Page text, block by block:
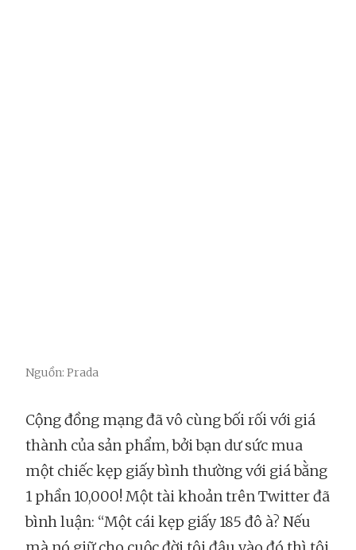
Nguồn: Prada
Cộng đồng mạng đã vô cùng bối rối với giá
thành của sản phẩm, bởi bạn dư sức mua
một chiếc kẹp giấy bình thường với giá bằng
1 phần 10,000! Một tài khoản trên Twitter đã
bình luận: “Một cái kẹp giấy 185 đô à? Nếu